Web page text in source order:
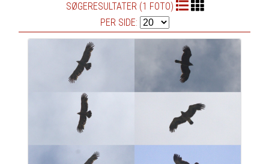
SØGERESULTATER (1 FOTO)
PER SIDE: